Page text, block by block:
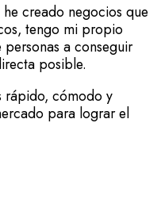
creado negocios que
tengo mi propio
a conseguir
posible.
rápido, cómodo y
para lograr el